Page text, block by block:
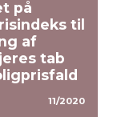
på
til
af
tab
11/2020